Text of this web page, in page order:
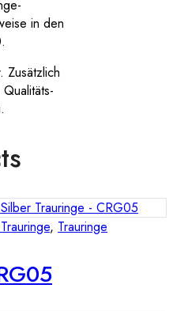
in den
Zusätzlich
, Trauringe